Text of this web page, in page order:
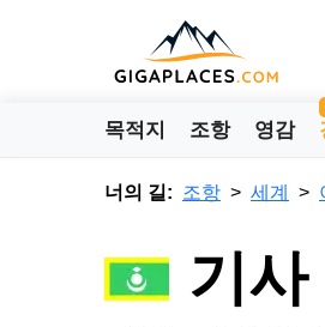
목적지 조항 영감
너의 길: 조항 세계
기